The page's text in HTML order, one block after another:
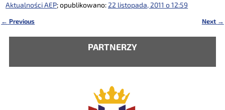
Aktualności AEP; opublikowano: 22 listopada, 2011 o 12:59
← Previous Next →
PARTNERZY